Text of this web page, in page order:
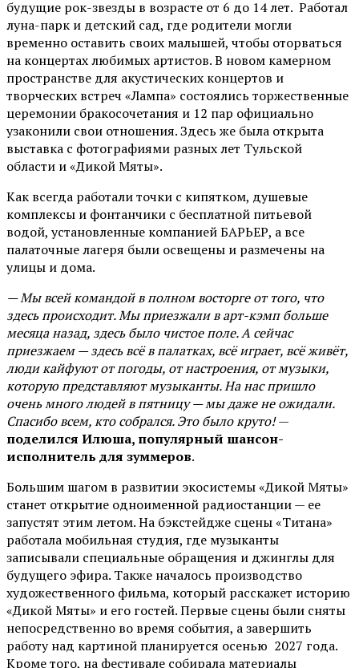
будущие рок-звезды в возрасте от 6 до 14 лет. Работал
луна-парк и детский сад, где родители могли
временно оставить своих малышей, чтобы оторваться
на концертах любимых артистов. В новом камерном
пространстве для акустических концертов и
творческих встреч «Лампа» состоялись торжественные
церемонии бракосочетания и 12 пар официально
узаконили свои отношения. Здесь же была открыта
выставка с фотографиями разных лет Тульской
области и «Дикой Мяты».
Как всегда работали точки с кипятком, душевые
комплексы и фонтанчики с бесплатной питьевой
водой, установленные компанией БАРЬЕР, а все
палаточные лагеря были освещены и размечены на
улицы и дома.
— Мы всей командой в полном восторге от того, что
здесь происходит. Мы приезжали в арт-кэмп больше
месяца назад, здесь было чистое поле. А сейчас
приезжаем — здесь всё в палатках, всё играет, всё живёт,
люди кайфуют от погоды, от настроения, от музыки,
которую представляют музыканты. На нас пришло
очень много людей в пятницу — мы даже не ожидали.
Спасибо всем, кто собрался. Это было круто!—
поделился Илюша, популярный шансон-
исполнитель для зуммеров.
Большим шагом в развитии экосистемы «Дикой Мяты»
станет открытие одноименной радиостанции — ее
запустят этим летом. На бэкстейдже сцены «Титана»
работала мобильная студия, где музыканты
записывали специальные обращения и джинглы для
будущего эфира. Также началось производство
художественного фильма, который расскажет историю
«Дикой Мяты» и его гостей. Первые сцены были сняты
непосредственно во время события, а завершить
работу над картиной планируется осенью 2027 года.
Кроме того, на фестивале собирала материалы